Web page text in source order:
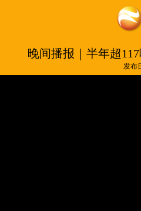
晚间播报｜半年超
发布